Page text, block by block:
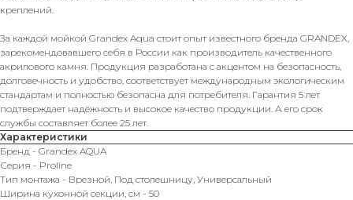
креплений.
За каждой мойкой Grandex Aqua стоит опыт известного бренда GRANDEX,
зарекомендовавшего себя в России как производитель качественного
акрилового камня. Продукция разработана с акцентом на безопасность,
долговечность и удобство, соответствует международным экологическим
стандартам и полностью безопасна для потребителя. Гарантия 5 лет
подтверждает надёжность и высокое качество продукции. А его срок
службы составляет более 25 лет.
Характеристики
Бренд - Grandex AQUA
Серия - Proline
Тип монтажа - Врезной, Под столешницу, Универсальный
Ширина кухонной секции, см - 50